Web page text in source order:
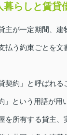
暮らしと賃貸
主が一定期間、建
払う約束ごとを文
契約」と呼ばれる
」という用語が用
を所有する貸主、